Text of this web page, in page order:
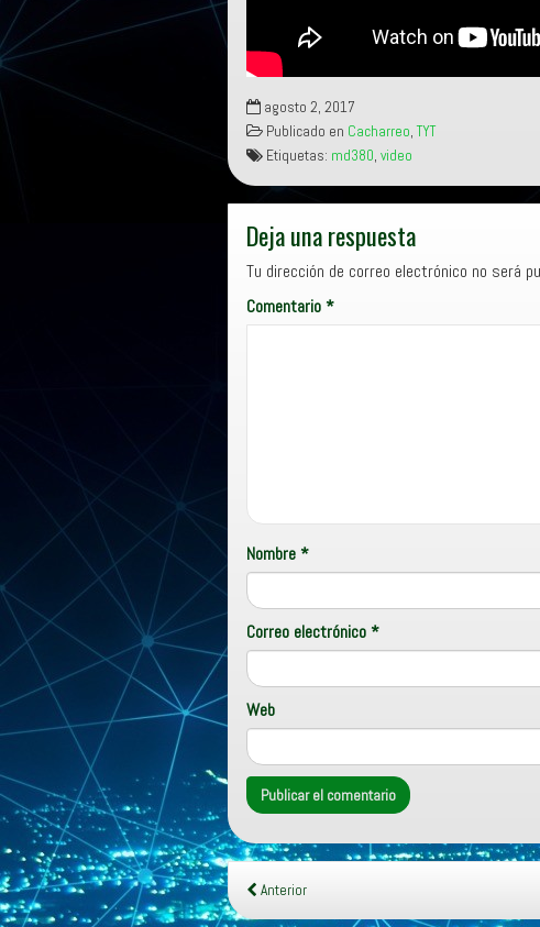
agosto 2, 2017
Publicado en Cacharreo,TYT
Etiquetas: md380, video
Deja una respuesta
Tu dirección de correo electrónico no será
Comentario*
Nombre*
Correo electrónico*
Web
Anterior